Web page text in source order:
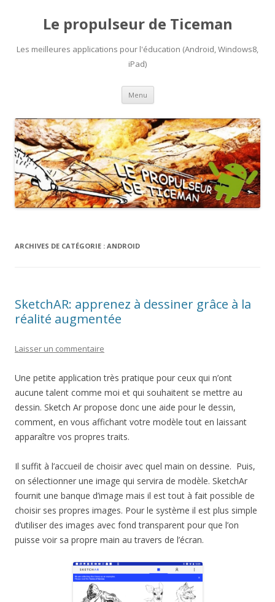
Le propulseur de Ticeman
Les meilleures applications pour l'éducation (Android, Windows8,
iPad)
Menu Aller
contenu
ARCHIVES DE CATÉGORIE : ANDROID
SketchAR: apprenez à dessiner grâce à la
réalité augmentée
Laisser un commentaire
Une petite application très pratique pour ceux qui n’ont
aucune talent comme moi et qui souhaitent se mettre au
dessin. Sketch Ar propose donc une aide pour le dessin,
comment, en vous affichant votre modèle tout en laissant
apparaître vos propres traits.
Il suffit à l’accueil de choisir avec quel main on dessine. Puis,
on sélectionner une image qui servira de modèle. SketchAr
fournit une banque d’image mais il est tout à fait possible de
choisir ses propres images. Pour le système il est plus simple
d’utiliser des images avec fond transparent pour que l’on
puisse voir sa propre main au travers de l’écran.